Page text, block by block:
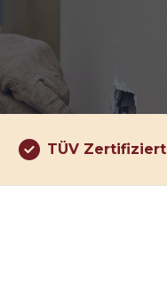
TÜV Zertifiziert